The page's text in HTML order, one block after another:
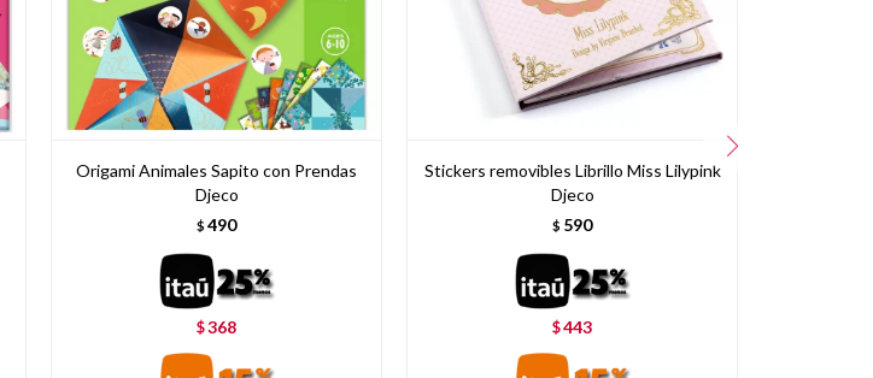
Origami Animales Sapito con Prendas
Djeco
$ 490
$368
Stickers removibles Librillo Miss Lilypink
Djeco
$ 590
$443